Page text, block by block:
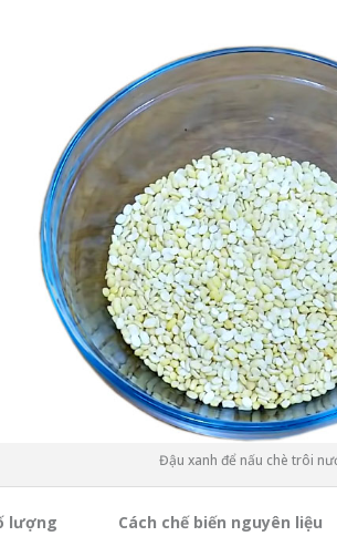
Đậu xanh để nấu chè trôi
lượng Cách chế biến nguyên liệu